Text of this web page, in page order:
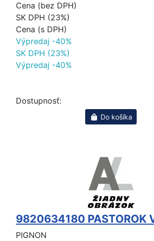
Cena (bez DPH)
SK DPH (23%)
Cena (s DPH)
Výpredaj -40%
SK DPH (23%)
Výpredaj -40%
Dostupnosť:
Do košíka
9820634180 PASTOROK
PIGNON